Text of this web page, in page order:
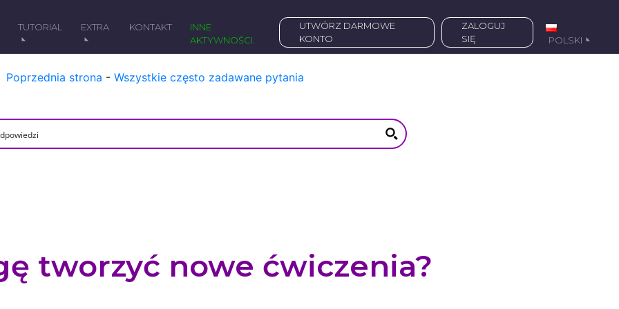
TUTORIAL EXTRA KONTAKT
INNE
AKTYWNOŚCI.
UTWÓRZ DARMOWE
KONTO
ZALOGUJ
SIĘ
POLSKI
Poprzednia strona - Wszystkie często zadawane pytania
tworzyć nowe ćwiczenia?